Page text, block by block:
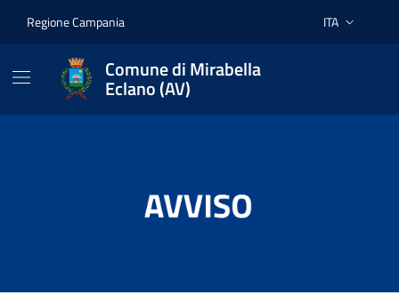
Regione Campania Lingua attiva:
ITA
Comune di Mirabella
Eclano (AV)